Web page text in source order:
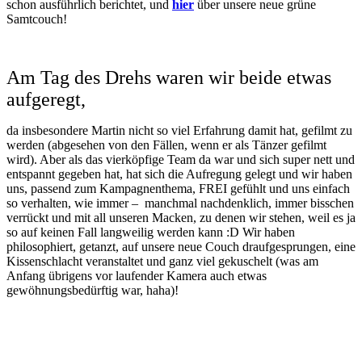
schon ausführlich berichtet, und hier über unsere neue grüne
Samtcouch!
Am Tag des Drehs waren wir beide etwas
aufgeregt,
da insbesondere Martin nicht so viel Erfahrung damit hat, gefilmt zu
werden (abgesehen von den Fällen, wenn er als Tänzer gefilmt
wird). Aber als das vierköpfige Team da war und sich super nett und
entspannt gegeben hat, hat sich die Aufregung gelegt und wir haben
uns, passend zum Kampagnenthema, FREI gefühlt und uns einfach
so verhalten, wie immer – manchmal nachdenklich, immer bisschen
verrückt und mit all unseren Macken, zu denen wir stehen, weil es ja
so auf keinen Fall langweilig werden kann :D Wir haben
philosophiert, getanzt, auf unsere neue Couch draufgesprungen, eine
Kissenschlacht veranstaltet und ganz viel gekuschelt (was am
Anfang übrigens vor laufender Kamera auch etwas
gewöhnungsbedürftig war, haha)!